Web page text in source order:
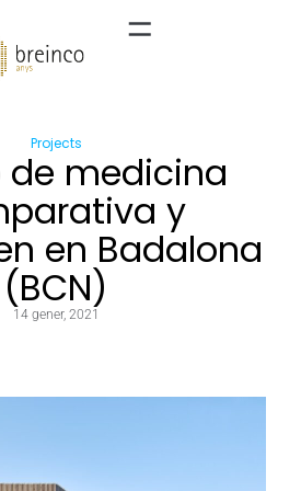
Projects
de medicina
y
en Badalona
(BCN)
14 gener, 2021